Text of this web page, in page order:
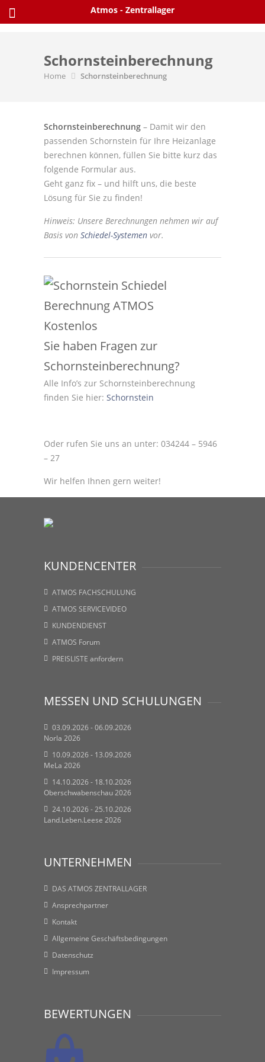
Skip
Schornsteinberechnung
Home Schornsteinberechnung
Schornsteinberechnung – Damit wir den
passenden Schornstein für Ihre Heizanlage
berechnen können, füllen Sie bitte kurz das
folgende Formular aus.
Geht ganz fix – und hilft uns, die beste
Lösung für Sie zu finden!
Hinweis: Unsere Berechnungen nehmen wir auf
Basis von Schiedel-Systemen vor.
Sie haben Fragen zur
Schornsteinberechnung?
Alle Info’s zur Schornsteinberechnung
finden Sie hier: Schornstein
Oder rufen Sie uns an unter: 034244 – 5946
– 27
Wir helfen Ihnen gern weiter!
KUNDENCENTER
ATMOS FACHSCHULUNG
ATMOS SERVICEVIDEO
KUNDENDIENST
ATMOS Forum
PREISLISTE anfordern
MESSEN UND SCHULUNGEN
03.09.2026 - 06.09.2026
Norla 2026
10.09.2026 - 13.09.2026
MeLa 2026
14.10.2026 - 18.10.2026
Oberschwabenschau 2026
24.10.2026 - 25.10.2026
Land.Leben.Leese 2026
UNTERNEHMEN
DAS ATMOS ZENTRALLAGER
Ansprechpartner
Kontakt
Allgemeine Geschäftsbedingungen
Datenschutz
Impressum
BEWERTUNGEN
Atmos - Zentrallager